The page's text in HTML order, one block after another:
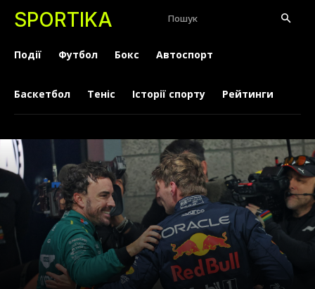
SPORTIKA Пошук
Події Футбол Бокс Автоспорт
Баскетбол Теніс Історії спорту Рейтинги